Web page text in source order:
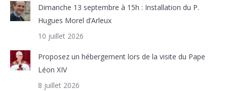
Dimanche 13 septembre à 15h : Installation du P.
Hugues Morel d’Arleux
10 juillet 2026
Proposez un hébergement lors de la visite du Pape
Léon XIV
8 juillet 2026